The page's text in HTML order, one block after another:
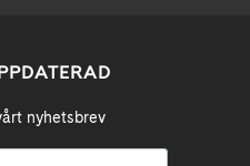
nyhetsbrev